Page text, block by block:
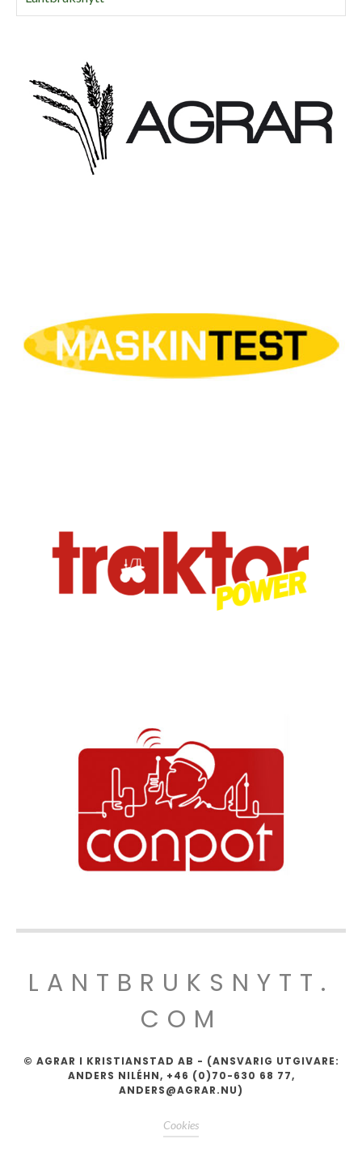
LANTBRUKSNYTT.
COM
© AGRAR I KRISTIANSTAD AB - (ANSVARIG UTGIVARE:
ANDERS NILÉHN, +46 (0)70-630 68 77,
ANDERS@AGRAR.NU)
Cookies